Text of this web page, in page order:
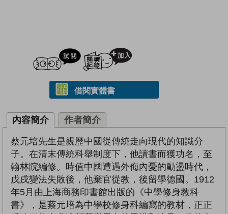
試閲
借閱實體書
內容簡介 作者簡介
蔡元培先生是親歷中國從傳統走向現代的知識分
子。在清末傳統科舉制度下，他讀書而獲功名，至
翰林院編修。時值中國遭遇外侮內憂的動盪時代，
戊戌變法失敗後，他棄官從教，後留學德國。1912
年5月由上海商務印書館出版的《中學修身教科
書》，是蔡元培為中學校修身科編寫的教材，正正